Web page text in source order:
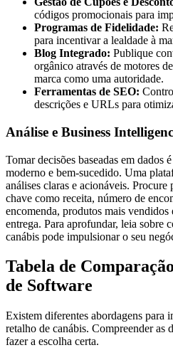
códigos promocionais para
Programas de Fidelidade:
para incentivar a lealdade à
Blog Integrado: Publique
orgânico através de motores
marca como uma autoridade.
Ferramentas de SEO:
descrições e URLs para
Análise e Business
Tomar decisões baseadas em dados
moderno e bem-sucedido. Uma
análises claras e acionáveis.
chave como receita, número de
encomenda, produtos mais vendidos
entrega. Para aprofundar, leia sobre
canábis pode impulsionar o seu
Tabela de
de Software
Existem diferentes abordagens para
retalho de canábis. Compreender as
fazer a escolha certa.